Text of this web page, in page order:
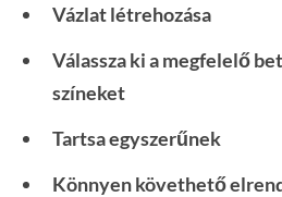
Vázlat létrehozása
Válassza ki a megfelelő
színeket
Tartsa egyszerűnek
Könnyen követhető